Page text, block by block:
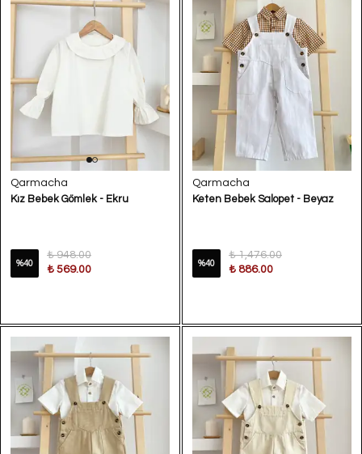
Qarmacha
Kız Bebek Gömlek - Ekru
%40
₺ 948.00
₺ 569.00
Qarmacha
Keten Bebek Salopet - Beyaz
%40
₺ 1,476.00
₺ 886.00